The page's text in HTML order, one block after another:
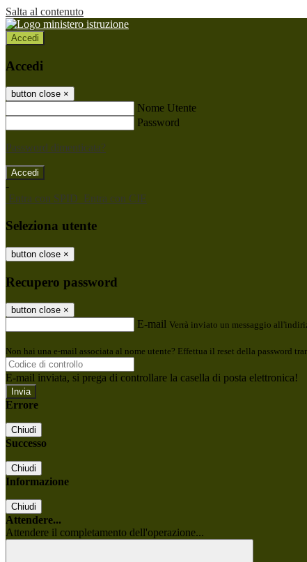
Salta al contenuto
Accedi
Accedi
button close ×
Nome Utente
Password
Password dimenticata?
-
Entra con SPID Entra con CIE
Seleziona utente
button close ×
Recupero password
button close ×
E-mail Verrà inviato un messaggio
Non hai una e-mail associata al nome utente? Effettua il reset della password
E-mail inviata, si prega di controllare la casella di posta elettronica!
Errore
Chiudi
Successo
Chiudi
Informazione
Chiudi
Attendere...
Attendere il completamento dell'operazione...